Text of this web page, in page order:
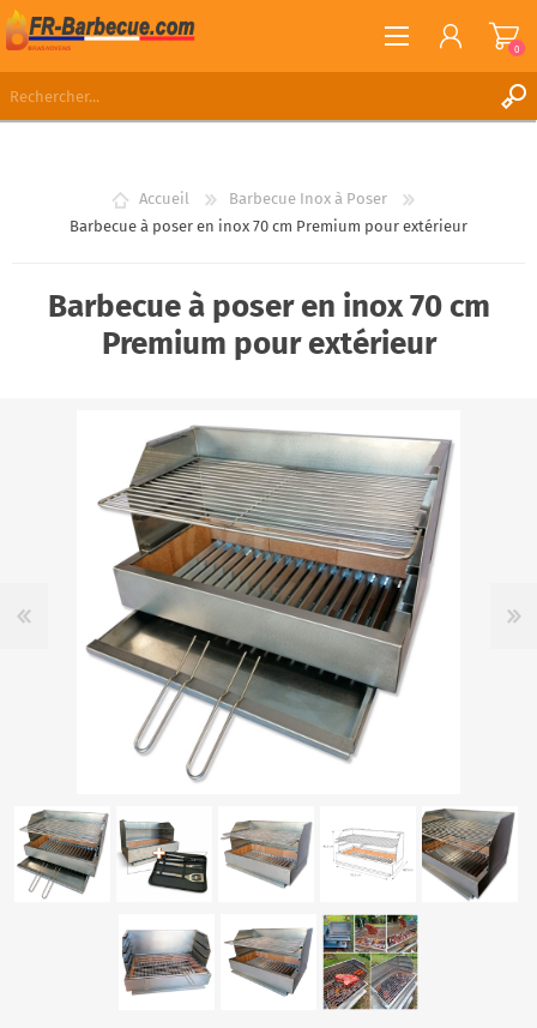
LISTE DE SOUHAITS
0
Accueil
Barbecue Inox à Poser
Barbecue à poser en inox 70 cm Premium pour extérieur
Barbecue à poser en inox 70 cm
Premium pour extérieur